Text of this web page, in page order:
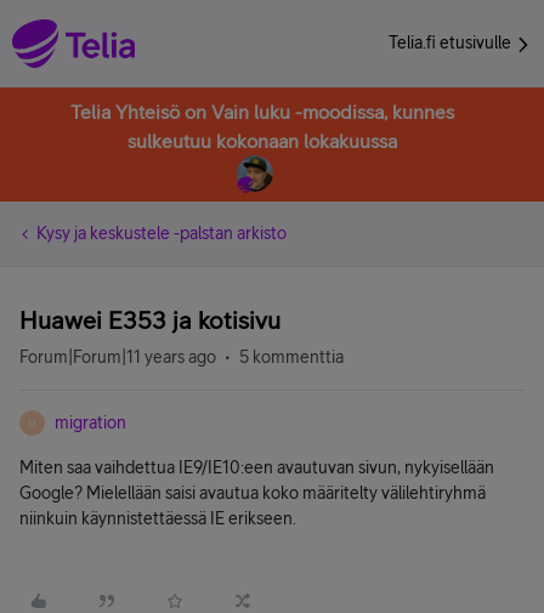
Telia.fi etusivulle
Telia Yhteisö on Vain luku -moodissa, kunnes
sulkeutuu kokonaan lokakuussa
Kysy ja keskustele -palstan arkisto
Huawei E353 ja kotisivu
Forum|Forum|11 years ago 5 kommenttia
M migration
Miten saa vaihdettua IE9/IE10:een avautuvan sivun, nykyisellään
Google? Mielellään saisi avautua koko määritelty välilehtiryhmä
niinkuin käynnistettäessä IE erikseen.